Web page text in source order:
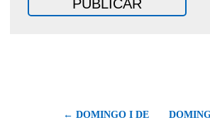
← DOMINGO I DE